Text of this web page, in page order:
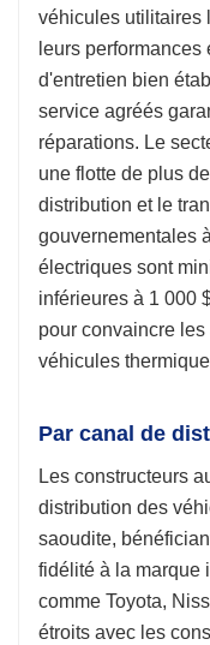
véhicules utilitaires
leurs
d'entretien bien
service agréés
réparations. Le
une flotte de plus
distribution et le
gouvernementales
électriques sont
inférieures à 1 000
pour convaincre
véhicules
Par canal de
Les constructeurs
distribution des
saoudite,
fidélité à la marque
comme Toyota,
étroits avec les